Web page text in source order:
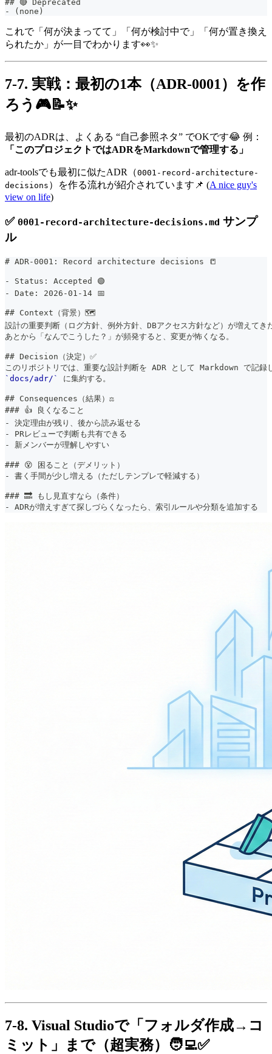
## 🔴 Deprecated
-
(none)
これで「何が決まってて」「何が検討中で」「何が置き換え
られたか」が一目でわかります👀✨
7-7. 実戦：最初の1本（ADR-0001）を作
ろう🎮📝✨
最初のADRは、よくある “自己参照ネタ” でOKです😂 例：
「このプロジェクトではADRをMarkdownで管理する」
adr-toolsでも最初に似たADR（0001-record-architecture-
decisions ）を作る流れが紹介されています📌 (A nice guy's
view on life)
✅ 0001-record-architecture-decisions.md サンプ
ル
# ADR-0001: Record architecture decisions 📒
-
Status: Accepted 🟢
-
Date: 2026-01-14 📅
## Context（背景）🗺️
設計の重要判断（ログ方針、例外方針、DBアクセス方針など）が増えてき
あとから「なんでこうした？」が頻発すると、変更が怖くなる。
## Decision（決定）✅
このリポジトリでは、重要な設計判断を ADR として Markdown で記録
`docs/adr/`
に集約する。
## Consequences（結果）⚖️
### 👍 良くなること
-
決定理由が残り、後から読み返せる
-
PRレビューで判断も共有できる
-
新メンバーが理解しやすい
### 😵 困ること（デメリット）
-
書く手間が少し増える（ただしテンプレで軽減する）
### 🔜 もし見直すなら（条件）
-
ADRが増えすぎて探しづらくなったら、索引ルールや分類を追加する
7-8. Visual Studioで「フォルダ作成→コ
ミット」まで（超実務）🧑‍💻✅